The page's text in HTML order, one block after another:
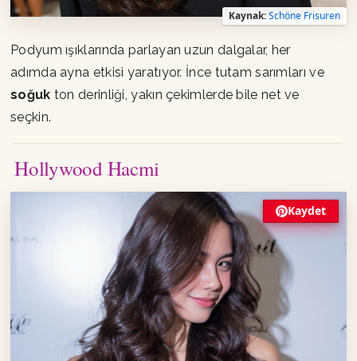
Kaynak:Schöne Frisuren
Podyum ışıklarında parlayan uzun dalgalar, her
adımda ayna etkisi yaratıyor. İnce tutam sarımları ve
soğuk ton derinliği, yakın çekimlerde bile net ve
seçkin.
Hollywood Hacmi
Kaydet